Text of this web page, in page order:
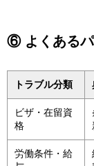
⑥ よくある
トラブル分類
ビザ・在留資
格
労働条件・給